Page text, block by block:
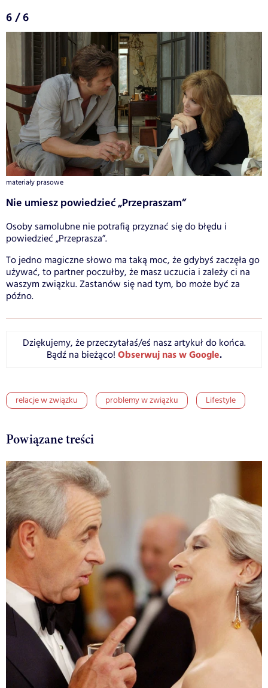
6 / 6
materiały prasowe
Nie umiesz powiedzieć „Przepraszam”
Osoby samolubne nie potrafią przyznać się do błędu i
powiedzieć „Przeprasza”.
To jedno magiczne słowo ma taką moc, że gdybyś zaczęła go
używać, to partner poczułby, że masz uczucia i zależy ci na
waszym związku. Zastanów się nad tym, bo może być za
późno.
Dziękujemy, że przeczytałaś/eś nasz artykuł do końca.
Bądź na bieżąco! Obserwuj nas w Google.
relacje w związku problemy w związku Lifestyle
Powiązane treści